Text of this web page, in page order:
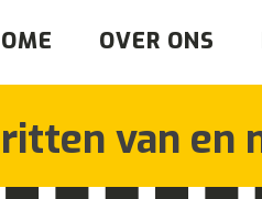
OVER ONS
van en